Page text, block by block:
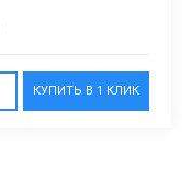
КУПИТЬ В 1 КЛИК